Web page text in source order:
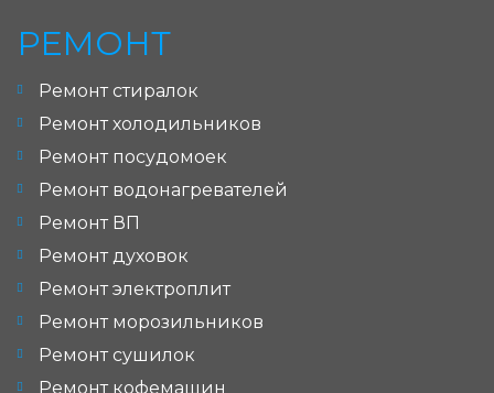
РЕМОНТ
Ремонт стиралок
Ремонт холодильников
Ремонт посудомоек
Ремонт водонагревателей
Ремонт ВП
Ремонт духовок
Ремонт электроплит
Ремонт морозильников
Ремонт сушилок
Ремонт кофемашин